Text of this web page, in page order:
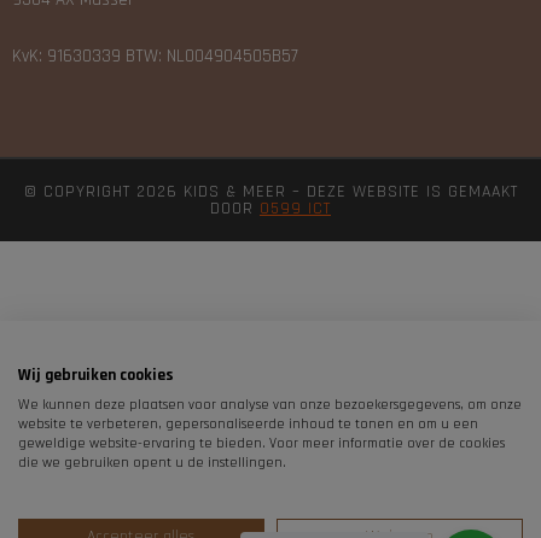
KvK: 91630339 BTW: NL004904505B57
© COPYRIGHT 2026 KIDS & MEER – DEZE WEBSITE IS GEMAAKT
DOOR 0599 ICT
Wij gebruiken cookies
We kunnen deze plaatsen voor analyse van onze bezoekersgegevens, om onze
website te verbeteren, gepersonaliseerde inhoud te tonen en om u een
geweldige website-ervaring te bieden. Voor meer informatie over de cookies
die we gebruiken opent u de instellingen.